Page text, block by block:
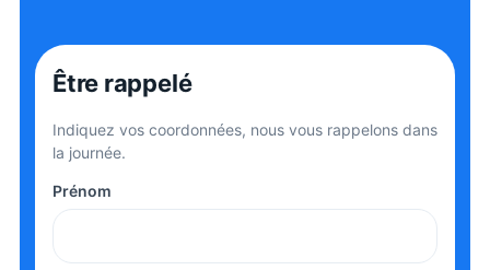
Être rappelé
Indiquez vos coordonnées, nous vous rappelons dans
la journée.
Prénom